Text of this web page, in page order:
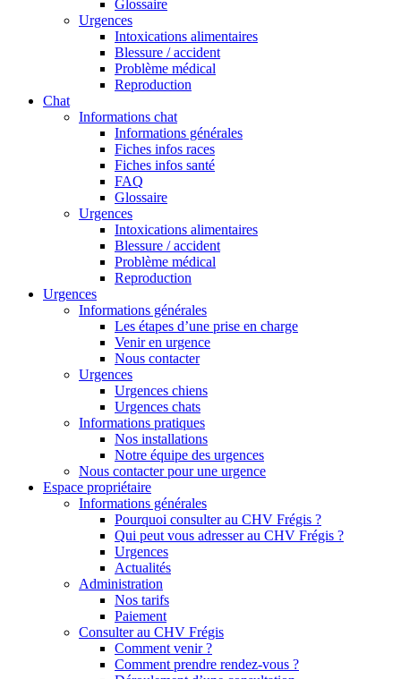
Glossaire
Urgences
Intoxications alimentaires
Blessure / accident
Problème médical
Reproduction
Chat
Informations chat
Informations générales
Fiches infos races
Fiches infos santé
FAQ
Glossaire
Urgences
Intoxications alimentaires
Blessure / accident
Problème médical
Reproduction
Urgences
Informations générales
Les étapes d’une prise en charge
Venir en urgence
Nous contacter
Urgences
Urgences chiens
Urgences chats
Informations pratiques
Nos installations
Notre équipe des urgences
Nous contacter pour une urgence
Espace propriétaire
Informations générales
Pourquoi consulter au CHV Frégis ?
Qui peut vous adresser au CHV Frégis ?
Urgences
Actualités
Administration
Nos tarifs
Paiement
Consulter au CHV Frégis
Comment venir ?
Comment prendre rendez-vous ?